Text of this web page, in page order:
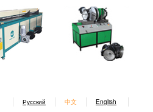
Русский 中文 English